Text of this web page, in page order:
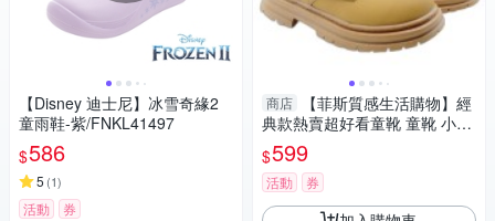
【Disney 迪士尼】冰雪奇緣2
童雨鞋-紫/FNKL41497
$586
5 (1)
活動 券
商店
【菲斯質感生活購物】經
典款熱賣超好看童靴 童靴 小黃
靴 靴子 大童靴 防滑童靴 熱賣
童靴 馬丁靴
$599
活動 券